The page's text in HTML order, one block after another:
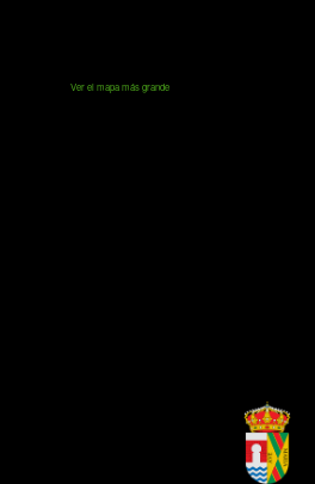
Ver el mapa más grande